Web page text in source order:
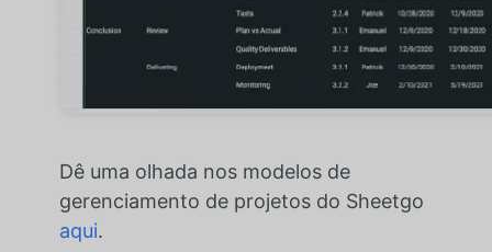
Dê uma olhada nos modelos de
gerenciamento de projetos do Sheetgo
aqui.